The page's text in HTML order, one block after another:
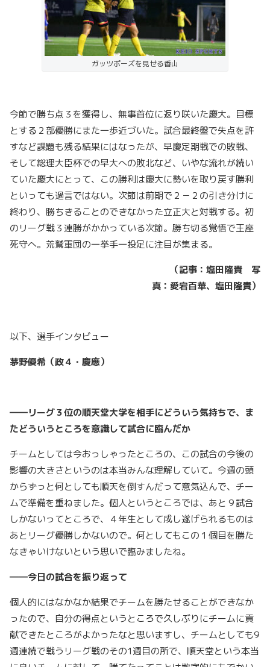
ガッツポーズを見せる香山
今節で勝ち点３を獲得し、無事首位に返り咲いた慶大。目標
とする２部優勝にまた一歩近づいた。試合最終盤で失点を許
すなど課題も残る結果にはなったが、早慶定期戦での敗戦、
そして総理大臣杯での早大への敗北など、いやな流れが続い
ていた慶大にとって、この勝利は慶大に勢いを取り戻す勝利
といっても過言ではない。次節は前期で２－２の引き分けに
終わり、勝ちきることのできなかった立正大と対戦する。初
のリーグ戦３連勝がかかっている次節。勝ち切る覚悟で王座
死守へ。荒鷲軍団の一挙手一投足に注目が集まる。
（記事：塩田隆貴 写
真：愛宕百華、塩田隆貴）
以下、選手インタビュー
茅野優希（政４・慶應）
――リーグ３位の順天堂大学を相手にどういう気持ちで、ま
たどういうところを意識して試合に臨んだか
チームとしては今おっしゃったところの、この試合の今後の
影響の大きさというのは本当みんな理解していて。今週の頭
からずっと何としても順天を倒すんだって意気込んで、チー
ムで準備を重ねました。個人というところでは、あと９試合
しかないってところで、４年生として成し遂げられるものは
あとリーグ優勝しかないので。何としてもこの１個目を勝た
なきゃいけないという思いで臨みましたね。
――今日の試合を振り返って
個人的にはなかなか結果でチームを勝たせることができなか
ったので、自分の得点というところで久しぶりにチームに貢
献できたところがよかったなと思いますし、チームとしても9
週連続で戦うリーグ戦のその1週目の所で、順天堂という本当